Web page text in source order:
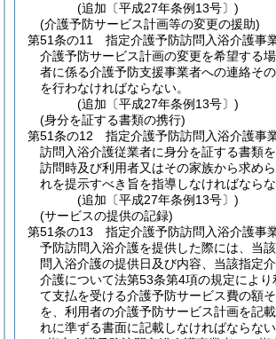
(追加〔平成27年条例13号〕)
(介護予防サービス計画等の変更の援助)
第51条の11
指定介護予防訪問入浴介護事
介護予防サービス計画の変更を希望する
者に係る介護予防支援事業者への連絡そ
を行わなければならない。
(追加〔平成27年条例13号〕)
(身分を証する書類の携行)
第51条の12
指定介護予防訪問入浴介護事
訪問入浴介護従業者に身分を証する書類
訪問時及び利用者又はその家族から求め
れを提示すべき旨を指導しなければならな
(追加〔平成27年条例13号〕)
(サービスの提供の記録)
第51条の13
指定介護予防訪問入浴介護事
予防訪問入浴介護を提供した際には、当
問入浴介護の提供日及び内容、当該指定
介護について法第53条第4項の規定により
て支払を受ける介護予防サービス費の額
を、利用者の介護予防サービス計画を記
れに準ずる書面に記載しなければならない